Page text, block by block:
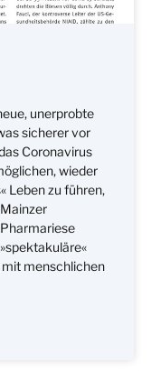
unerprobte
sicherer vor
Coronavirus
wieder
Leben zu führen,
mit menschlichen